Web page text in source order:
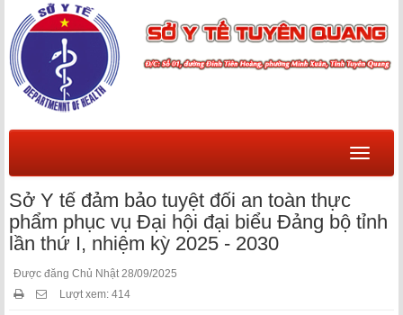
Menu
Sở Y tế đảm bảo tuyệt đối an toàn thực
phẩm phục vụ Đại hội đại biểu Đảng bộ tỉnh
lần thứ I, nhiệm kỳ 2025 - 2030
Được đăng Chủ Nhật 28/09/2025
Lượt xem: 414